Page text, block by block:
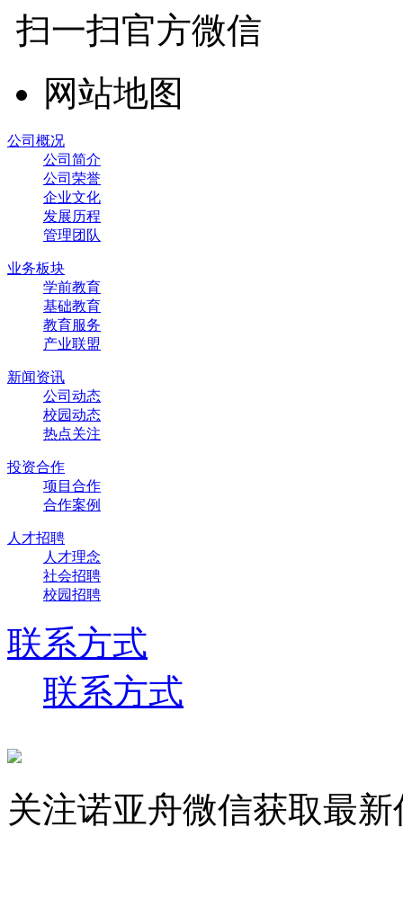
扫一扫官方微信
网站地图
公司概况
公司简介
公司荣誉
企业文化
发展历程
管理团队
业务板块
学前教育
基础教育
教育服务
产业联盟
新闻资讯
公司动态
校园动态
热点关注
投资合作
项目合作
合作案例
人才招聘
人才理念
社会招聘
校园招聘
联系方式
联系方式
关注诺亚舟微信获取最新